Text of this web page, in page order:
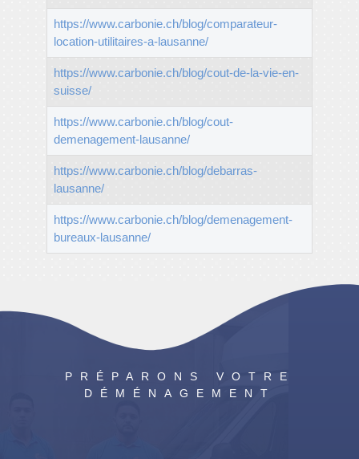
https://www.carbonie.ch/blog/comparateur-
location-utilitaires-a-lausanne/
https://www.carbonie.ch/blog/cout-de-la-vie-en-
suisse/
https://www.carbonie.ch/blog/cout-
demenagement-lausanne/
https://www.carbonie.ch/blog/debarras-
lausanne/
https://www.carbonie.ch/blog/demenagement-
bureaux-lausanne/
PRÉPARONS VOTRE
DÉMÉNAGEMENT